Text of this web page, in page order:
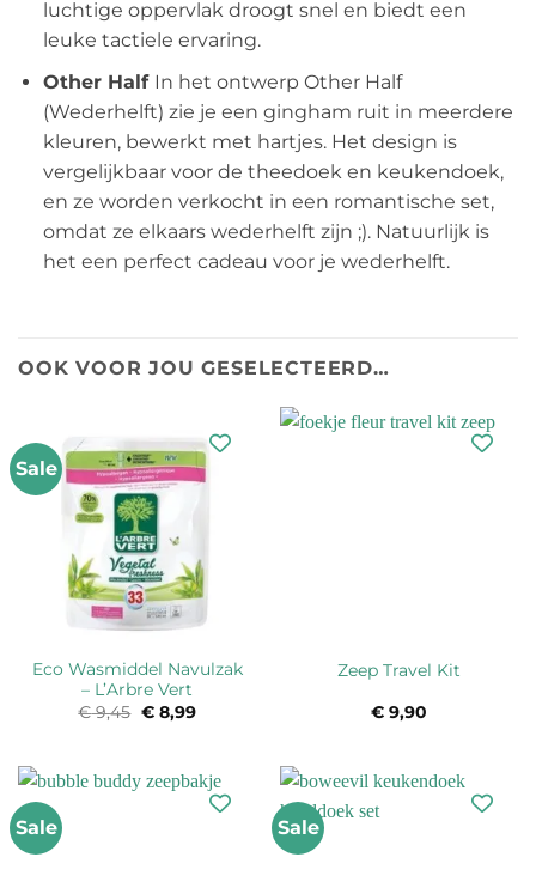
luchtige oppervlak droogt snel en biedt een
leuke tactiele ervaring.
Other Half In het ontwerp Other Half
(Wederhelft) zie je een gingham ruit in meerdere
kleuren, bewerkt met hartjes. Het design is
vergelijkbaar voor de theedoek en keukendoek,
en ze worden verkocht in een romantische set,
omdat ze elkaars wederhelft zijn ;). Natuurlijk is
het een perfect cadeau voor je wederhelft.
OOK VOOR JOU GESELECTEERD…
Sale
Eco Wasmiddel Navulzak
– L’Arbre Vert
€9,45 Oorspronkelijke
prijs
€8,99Huidige
Zeep Travel Kit
€ 9,90
Sale Sale